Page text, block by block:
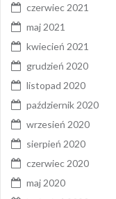
czerwiec 2021
maj 2021
kwiecień 2021
grudzień 2020
listopad 2020
październik 2020
wrzesień 2020
sierpień 2020
czerwiec 2020
maj 2020